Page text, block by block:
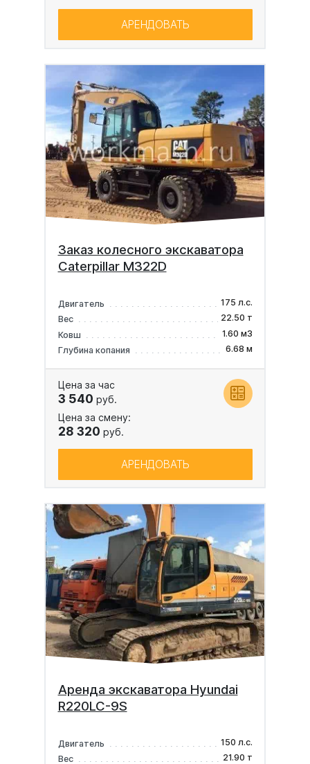
АРЕНДОВАТЬ
Заказ колесного экскаватора
Caterpillar M322D
Двигатель
175 л.с.
Вес
22.50 т
Ковш
1.60 м3
Глубина копания
6.68 м
Цена за час
3 540 руб.
Цена за смену:
28 320 руб.
АРЕНДОВАТЬ
Аренда экскаватора Hyundai
R220LC-9S
Двигатель
150 л.с.
Вес
21.90 т